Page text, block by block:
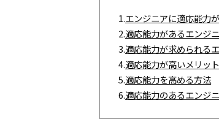
1.エンジニアに適応能力
2.適応能力があるエンジ
3.適応能力が求められる
4.適応能力が高いメリット
5.適応能力を高める方法
6.適応能力のあるエンジ